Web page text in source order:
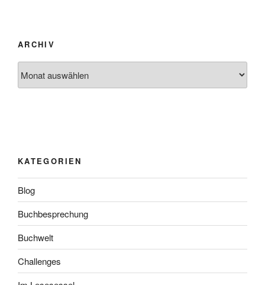
ARCHIV
KATEGORIEN
Blog
Buchbesprechung
Buchwelt
Challenges